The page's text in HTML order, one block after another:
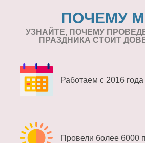
ПОЧЕМУ
УЗНАЙТЕ, ПОЧЕМУ
ПРАЗДНИКА СТОИТ
Работаем с 2016 года
Провели более 6000